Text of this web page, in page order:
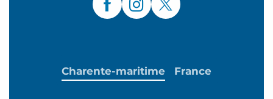
Charente-maritime France